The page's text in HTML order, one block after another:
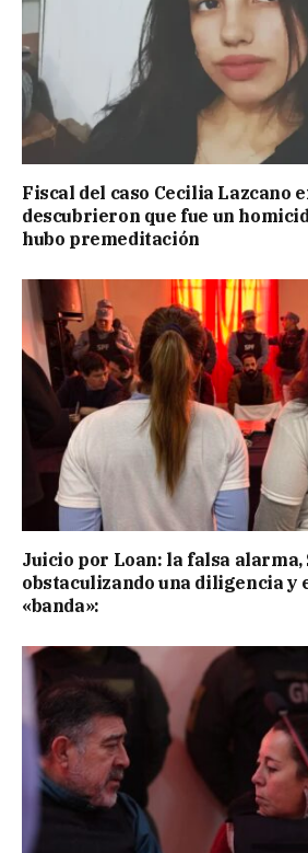
Fiscal del caso Cecilia Lazcano
descubrieron que fue un
hubo premeditación
Juicio por Loan: la falsa alarma,
obstaculizando una diligencia y
«banda»: